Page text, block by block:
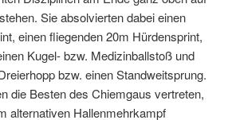
Sie absolvierten dabei einen
einen fliegenden 20m Hürdensprint,
Kugel- bzw. Medizinballstoß und
bzw. einen Standweitsprung.
die Besten des Chiemgaus vertreten,
alternativen Hallenmehrkampf